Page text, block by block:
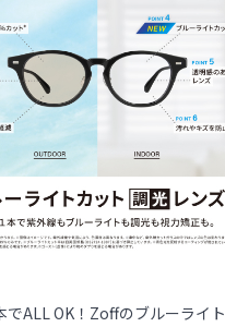
でALL OK！Zoffのブルーライト